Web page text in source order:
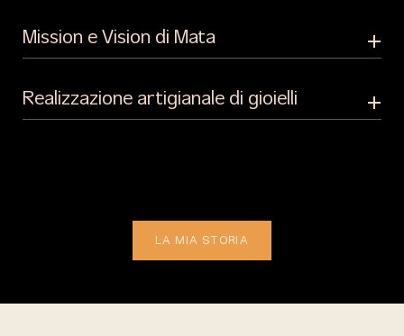
Mission e Vision di Mata
Realizzazione artigianale di gioielli
LA MIA STORIA